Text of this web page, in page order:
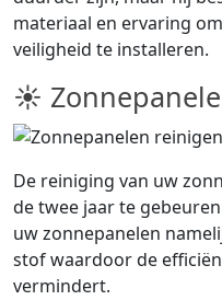
materiaal en ervaring
veiligheid te installeren.
☀
De reiniging van uw
de twee jaar te
uw zonnepanelen
stof waardoor de
vermindert.